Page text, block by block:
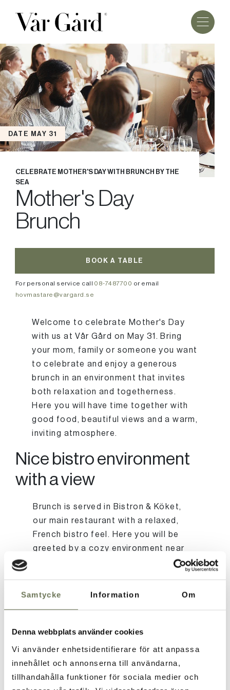
Samtycke Information Om
Denna webbplats använder cookies
Vi använder enhetsidentifierare för att anpassa
innehållet och annonserna till användarna,
tillhandahålla funktioner för sociala medier och
DATE MAY 31
CELEBRATE MOTHER'S DAY WITH BRUNCH BY THE
SEA
Mother's Day
Brunch
BOOK A TABLE
For personal service call 08-7487700 or email
hovmastare@vargard.se
Welcome to celebrate Mother's Day
with us at Vår Gård on May 31. Bring
your mom, family or someone you want
to celebrate and enjoy a generous
brunch in an environment that invites
both relaxation and togetherness.
Here you will have time together with
good food, beautiful views and a warm,
inviting atmosphere.
Nice bistro environment
with a view
Brunch is served in Bistron & Köket,
our main restaurant with a relaxed,
French bistro feel. Here you will be
greeted by a cozy environment near
the sea, with large windows and a
magnificent view of Baggensfjärden.
every detail creates a place to enjoy.
About the brunch